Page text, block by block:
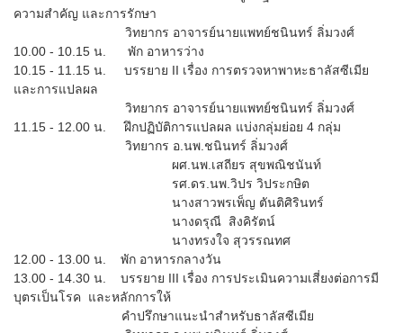
ความสำคัญ และการรักษา
วิทยากร อาจารย์นายแพทย์ชนินทร์ ลิ่มวงศ์
10.00 - 10.15 น. พัก อาหารว่าง
10.15 - 11.15 น. บรรยาย II เรื่อง การตรวจหาพาหะธาลัสซีเมีย
และการแปลผล
วิทยากร อาจารย์นายแพทย์ชนินทร์ ลิ่มวงศ์
11.15 - 12.00 น. ฝึกปฏิบัติการแปลผล แบ่งกลุ่มย่อย 4 กลุ่ม
วิทยากร อ.นพ.ชนินทร์ ลิ่มวงศ์
ผศ.นพ.เสถียร สุขพณิชนันท์
รศ.ดร.นพ.วิปร วิประกษิต
นางสาวพรเพ็ญ ตันติศิรินทร์
นางดรุณี สิงคิรัตน์
นางทรงใจ สุวรรณทศ
12.00 - 13.00 น. พัก อาหารกลางวัน
13.00 - 14.30 น. บรรยาย III เรื่อง การประเมินความเสี่ยงต่อการมี
บุตรเป็นโรค และหลักการให้
คำปรึกษาแนะนำสำหรับธาลัสซีเมีย